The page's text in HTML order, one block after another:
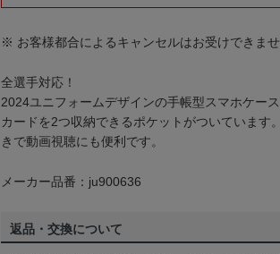
※ お客様都合によるキャンセルはお受けできませ
全選手対応！
2024ユニフォームデザインの手帳型スマホケー
カードを2つ収納できるポケットがついています
きで動画視聴にも便利です。
メーカー品番：ju900636
返品・交換について